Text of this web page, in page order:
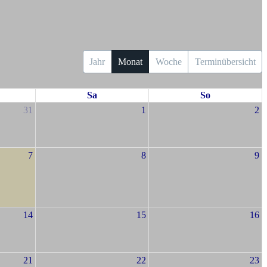
Jahr Monat Woche Terminübersicht
Sa
So
31
1 2
7 8 9
14 15 16
21 22 23